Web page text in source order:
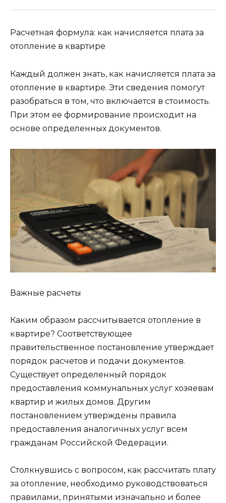
Расчетная формула: как начисляется плата за
отопление в квартире
Каждый должен знать, как начисляется плата за
отопление в квартире. Эти сведения помогут
разобраться в том, что включается в стоимость.
При этом ее формирование происходит на
основе определенных документов.
Важные расчеты
Каким образом рассчитывается отопление в
квартире? Соответствующее
правительственное постановление утверждает
порядок расчетов и подачи документов.
Существует определенный порядок
предоставления коммунальных услуг хозяевам
квартир и жилых домов. Другим
постановлением утверждены правила
предоставления аналогичных услуг всем
гражданам Российской Федерации.
Столкнувшись с вопросом, как рассчитать плату
за отопление, необходимо руководствоваться
правилами, принятыми изначально и более